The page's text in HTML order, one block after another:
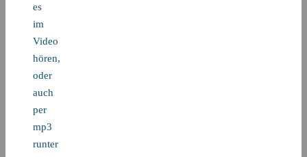
es
im
Video
hören,
oder
auch
per
mp3
runter